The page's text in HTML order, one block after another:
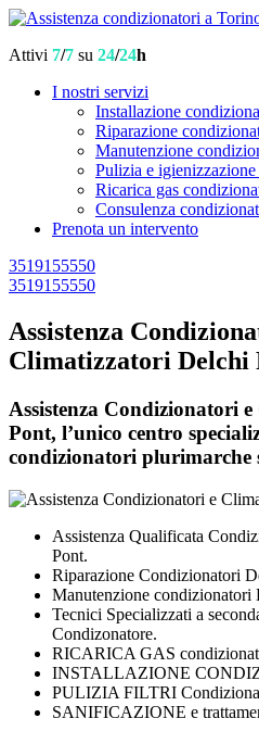
Attivi 7/7 su 24/24h
I nostri servizi
Installazione
Riparazione
Manutenzione
Pulizia e
Ricarica gas
Consulenza
Prenota un intervento
3519155550
3519155550
Assistenza
Climatizzatori Delchi
Assistenza Condizionatori
Pont, l’unico centro
condizionatori plurimarche
Assistenza Qualificata
Pont.
Riparazione Condizionatori
Manutenzione condizionatori
Tecnici Specializzati a
Condizonatore.
RICARICA GAS
INSTALLAZIONE
PULIZIA FILTRI
SANIFICAZIONE e